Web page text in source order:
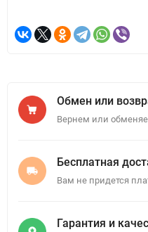
Обмен или
Вернем или
Бесплатная
Вам не придется
Гарантия и